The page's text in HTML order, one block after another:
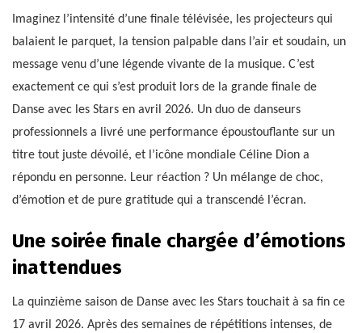
Imaginez l’intensité d’une finale télévisée, les projecteurs qui
balaient le parquet, la tension palpable dans l’air et soudain, un
message venu d’une légende vivante de la musique. C’est
exactement ce qui s’est produit lors de la grande finale de
Danse avec les Stars en avril 2026. Un duo de danseurs
professionnels a livré une performance époustouflante sur un
titre tout juste dévoilé, et l’icône mondiale Céline Dion a
répondu en personne. Leur réaction ? Un mélange de choc,
d’émotion et de pure gratitude qui a transcendé l’écran.
Une soirée finale chargée d’émotions
inattendues
La quinzième saison de Danse avec les Stars touchait à sa fin ce
17 avril 2026. Après des semaines de répétitions intenses, de